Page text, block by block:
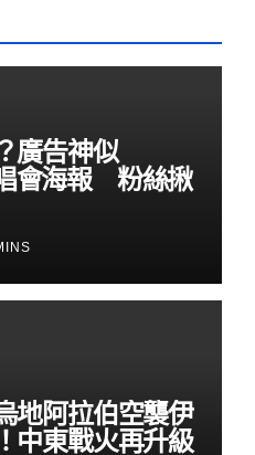
廣告神似
會海報 粉絲揪
地阿拉伯空襲伊
中東戰火再升級